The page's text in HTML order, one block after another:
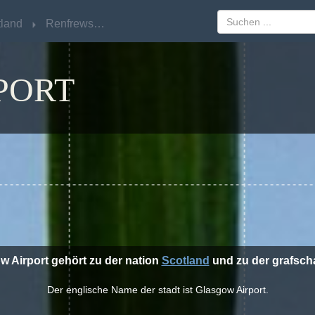
Renfrewshire
Airport gehört zu der nation Scotland und zu der
Der englische Name der stadt ist Glasgow Airport.
Renfrewshire